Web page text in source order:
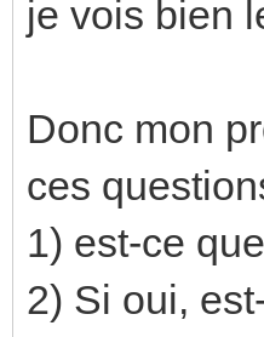
je vois bien
Donc mon
ces
1) est-ce
2) Si oui,